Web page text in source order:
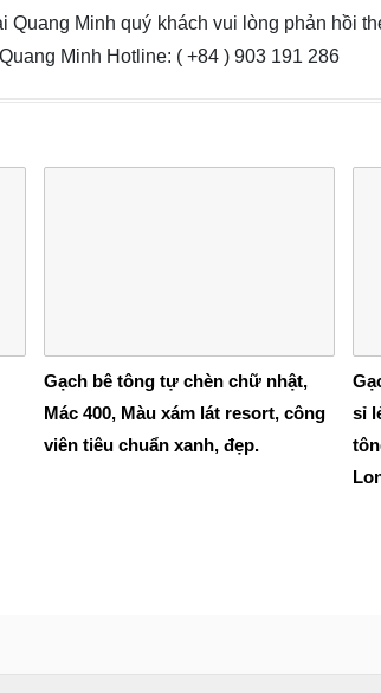
Quang Minh quý khách vui lòng phản hồi
Minh Hotline: ( +84 ) 903 191 286
Gạch bê tông tự chèn chữ nhật,
Mác 400, Màu xám lát resort, công
viên tiêu chuẩn xanh, đẹp.
sỉ